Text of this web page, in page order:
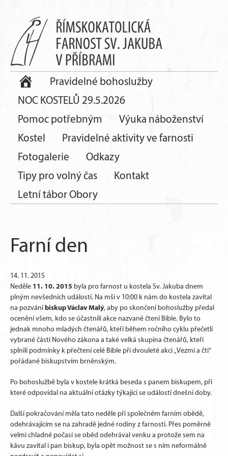
Pravidelné bohoslužby
NOC KOSTELŮ 29.5.2026
Pomoc potřebným
Výuka náboženství
Kostel
Pravidelné aktivity ve farnosti
Fotogalerie
Odkazy
Tipy pro volný čas
Kontakt
Letní tábor Obory
Farní den
14. 11. 2015
Neděle 11. 10. 2015 byla pro farnost u kostela Sv. Jakuba dnem
plným nevšedních událostí. Na mši v 10:00 k nám do kostela zavítal
na pozváníbiskup Václav Malý, aby po skončení bohoslužby předal
ocenění všem, kdo se účastnili akce nazvané čtení Bible. Bylo to
jednak mnoho mladých čtenářů, kteří během ročního cyklu přečetli
vybrané části Nového zákona a také velká skupina čtenářů, kteří
splnili podmínky k přečtení celé Bible při dvouleté akci „Vezmi a čti“
pořádané biskupstvím brněnským.
Po bohoslužbě byla v kostele krátká beseda s panem biskupem, při
které odpovídal na aktuální otázky týkající se událostí dnešní doby.
Další pokračování měla tato neděle při společném farním obědě,
odehrávajícím se na zahradě jedné rodiny z farnosti. Přes poměrně
velmi chladné počasí se oběd odehrával venku a protože sem na
kávu zavítal i pan biskup, byla opět možnost se s ním neformálně